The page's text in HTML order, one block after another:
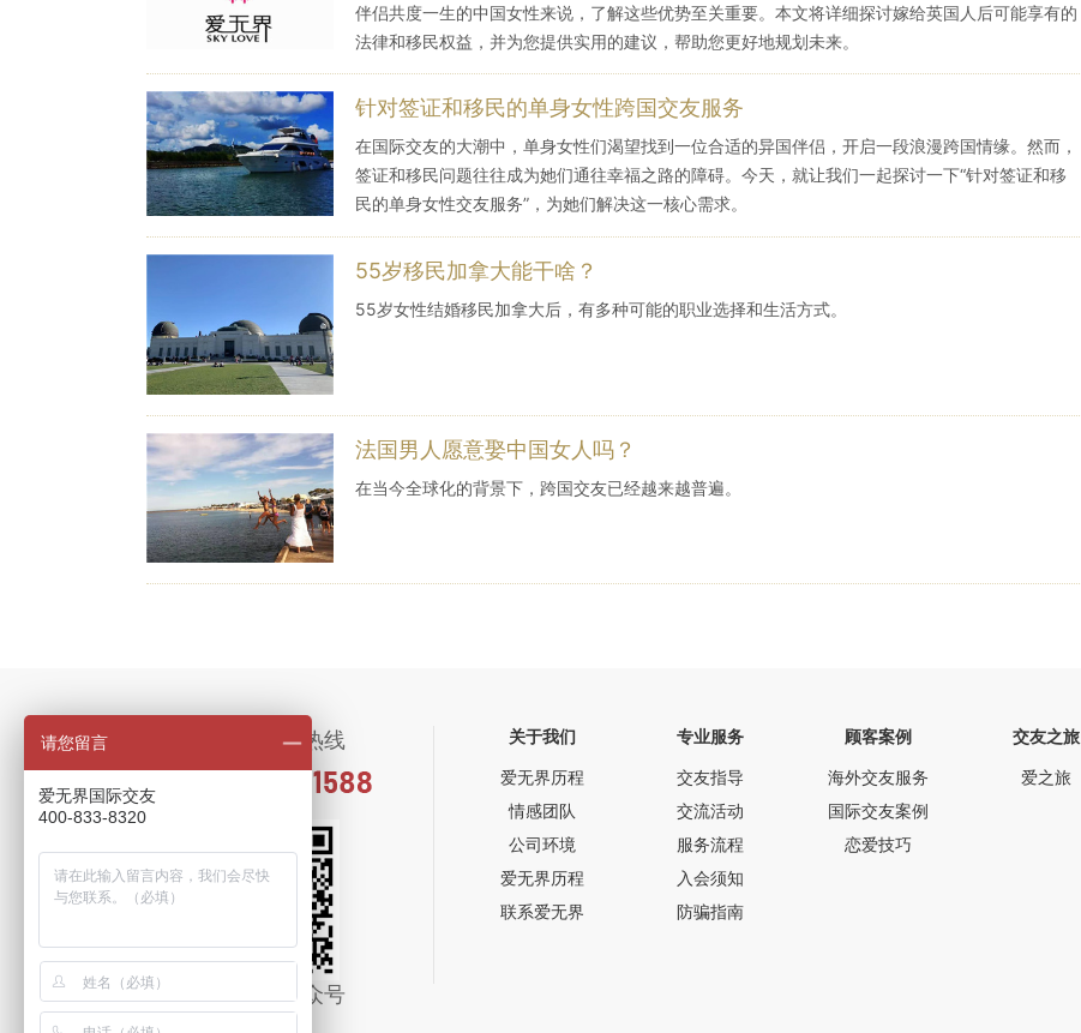
伴侣共度一生的中国女性来说，了解这些优势至关重要。本文将详细探讨嫁给英国人后可能享有的
法律和移民权益，并为您提供实用的建议，帮助您更好地规划未来。
针对签证和移民的单身女性跨国交友服务
在国际交友的大潮中，单身女性们渴望找到一位合适的异国伴侣，开启一段浪漫跨国情缘。然而，
签证和移民问题往往成为她们通往幸福之路的障碍。今天，就让我们一起探讨一下“针对签证和移
民的单身女性交友服务”，为她们解决这一核心需求。
55岁移民加拿大能干啥？
55岁女性结婚移民加拿大后，有多种可能的职业选择和生活方式。
法国男人愿意娶中国女人吗？
在当今全球化的背景下，跨国交友已经越来越普遍。
全国统一咨询热线
关注爱无界公众号
关于我们
爱无界历程
情感团队
公司环境
爱无界历程
联系爱无界
专业服务
交友指导
交流活动
服务流程
入会须知
防骗指南
顾客案例
海外交友服务
国际交友案例
恋爱技巧
交友之旅
爱之旅
请您留言
爱无界国际交友
400-833-8320